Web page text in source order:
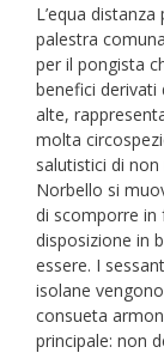
L’equa
palestra
per il pongista
benefici derivati
alte,
molta
salutistici di
Norbello si
di scomporre in
disposizione in
essere. I
isolane
consueta
principale: non